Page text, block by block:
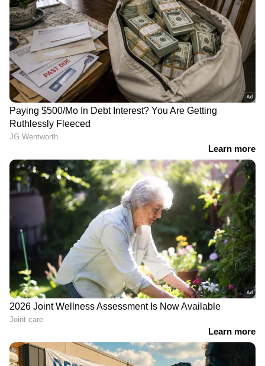
ഉരുൾപ്പൊട്ടലുമുണ്ടായി. പത്തനംതിട്ടയിൽ
വായ്പൂർ, മുതുപാല, വെണ്ണിക്കുളം, ചുങ്കപ്പാറ
പ്രദേശങ്ങളിൽ വെളളം കയറി. 2018-ലെ
പ്രളയത്തിൽ പോലും വെളളം കയറാത്ത
സ്ഥലങ്ങളിലാണ് ഇത്തവണ വെളളം
കയറിയതെന്നാണ് പ്രദേശവാസികൾ പറയുന്നു.
5
15
മലയാര മേഖലകളിൽ കനത്ത നാശ നഷ്ടമാണ്
ഇതുവരെയുണ്ടായത്. വീടുകളിലും വ്യാപാര
സ്ഥാപനങ്ങളിലും വെളളം കയറി. ഭക്ഷ്യ
ഗോഡൌണുകളിലെ സാധനങ്ങളെല്ലാം നശിച്ചു.
കൃഷി ഇടങ്ങളിലും വെള്ളം കയറിയതോടെ